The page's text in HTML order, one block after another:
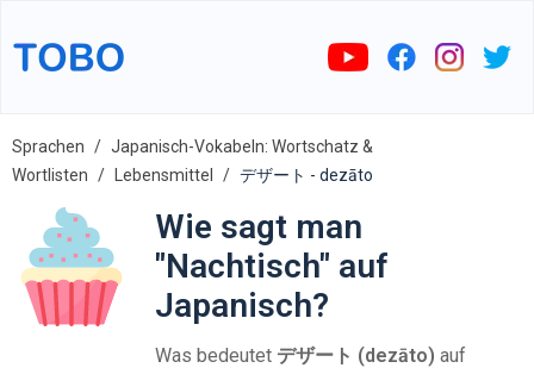
Sprachen
Japanisch-Vokabeln: Wortschatz &
Wortlisten
Lebensmittel デザート - dezāto
Wie sagt man
"Nachtisch" auf
Japanisch?
Was bedeutet デザート (dezāto) auf